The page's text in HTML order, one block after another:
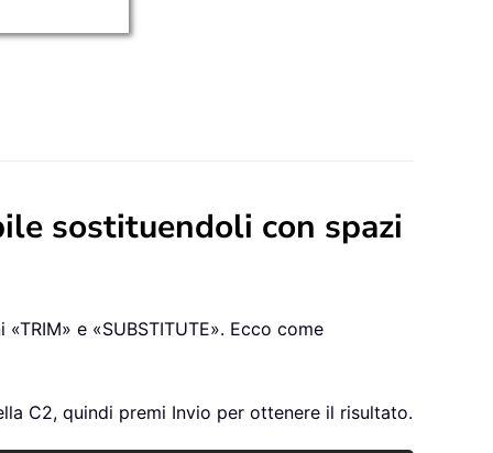
sostituendoli con spazi
e «SUBSTITUTE». Ecco come
C2, quindi premi Invio per ottenere il risultato.